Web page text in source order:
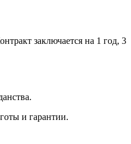
заключается на 1 год, 3
и гарантии.